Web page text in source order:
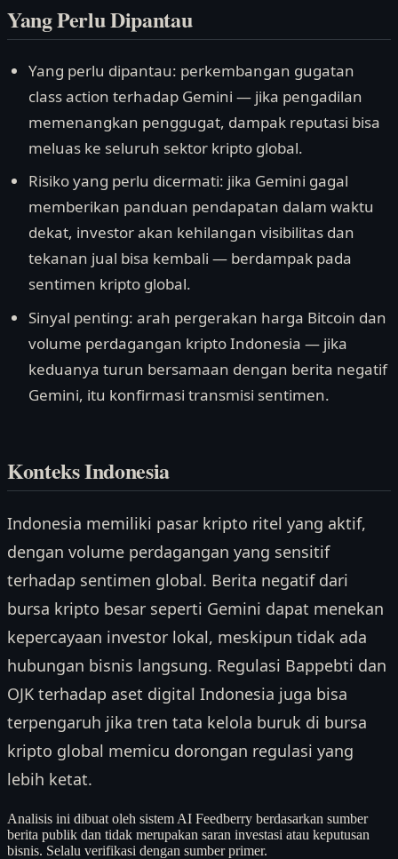
Yang Perlu Dipantau
Yang perlu dipantau: perkembangan gugatan
class action terhadap Gemini — jika pengadilan
memenangkan penggugat, dampak reputasi bisa
meluas ke seluruh sektor kripto global.
Risiko yang perlu dicermati: jika Gemini gagal
memberikan panduan pendapatan dalam waktu
dekat, investor akan kehilangan visibilitas dan
tekanan jual bisa kembali — berdampak pada
sentimen kripto global.
Sinyal penting: arah pergerakan harga Bitcoin dan
volume perdagangan kripto Indonesia — jika
keduanya turun bersamaan dengan berita negatif
Gemini, itu konfirmasi transmisi sentimen.
Konteks Indonesia
Indonesia memiliki pasar kripto ritel yang aktif,
dengan volume perdagangan yang sensitif
terhadap sentimen global. Berita negatif dari
bursa kripto besar seperti Gemini dapat menekan
kepercayaan investor lokal, meskipun tidak ada
hubungan bisnis langsung. Regulasi Bappebti dan
OJK terhadap aset digital Indonesia juga bisa
terpengaruh jika tren tata kelola buruk di bursa
kripto global memicu dorongan regulasi yang
lebih ketat.
Analisis ini dibuat oleh sistem AI Feedberry berdasarkan sumber
berita publik dan tidak merupakan saran investasi atau keputusan
bisnis. Selalu verifikasi dengan sumber primer.